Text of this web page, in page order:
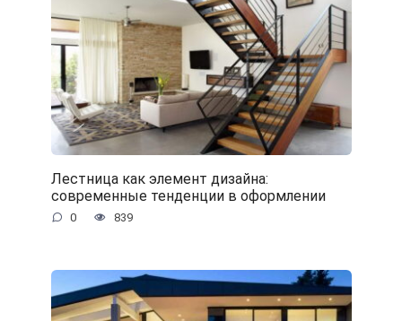
Лестница как элемент дизайна:
современные тенденции в оформлении
0 839